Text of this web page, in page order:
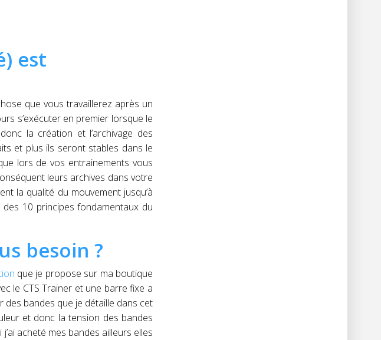
est
que vous travaillerez après un
s’exécuter en premier lorsque le
la création et l’archivage des
et plus ils seront stables dans le
lors de vos entrainements vous
leurs archives dans votre
la qualité du mouvement jusqu’à
des 10 principes fondamentaux du
besoin ?
que je propose sur ma boutique
le CTS Trainer et une barre fixe a
des bandes que je détaille dans cet
et donc la tension des bandes
acheté mes bandes ailleurs elles